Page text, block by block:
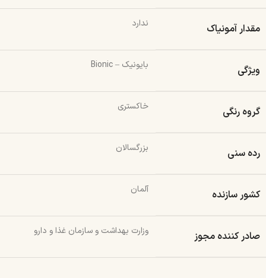
مقدار آمونیاک ندارد
ویژگی بایونیک – Bionic
گروه رنگی خاکستری
رده سنی بزرگسالان
کشور سازنده آلمان
صادر کننده مجوز وزارت بهداشت و سازمان غذا و دارو